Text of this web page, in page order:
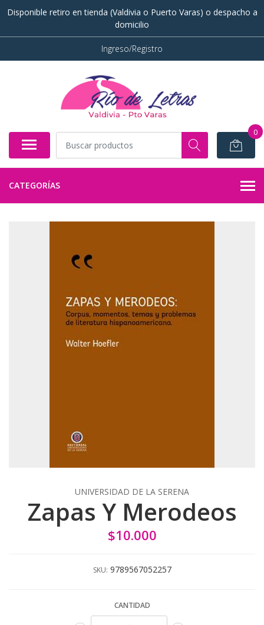
Disponible retiro en tienda (Valdivia o Puerto Varas) o despacho a
domicilio
Ingreso/Registro
0
CATEGORÍAS
UNIVERSIDAD DE LA SERENA
Zapas Y Merodeos
$10.000
SKU: 9789567052257
CANTIDAD